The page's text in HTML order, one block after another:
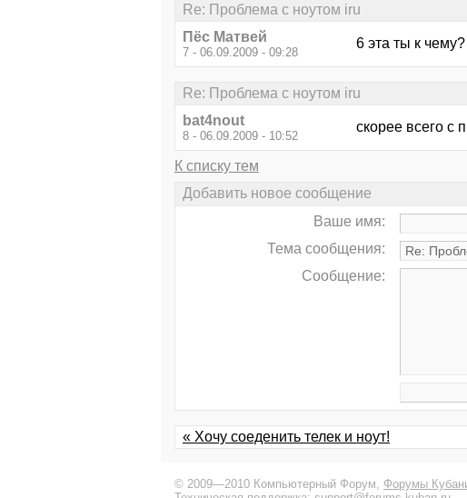
Re: Проблема с ноутом iru
Пёс Матвей
7 - 06.09.2009 - 09:28
6 эта ты к чему?
Re: Проблема с ноутом iru
bat4nout
8 - 06.09.2009 - 10:52
скорее всего с
К списку тем
Добавить новое сообщение
Ваше имя:
Тема сообщения:
Сообщение:
« Хочу соеденить телек и ноут!
© 2009—2010 Компьютерный Форум, Форумы